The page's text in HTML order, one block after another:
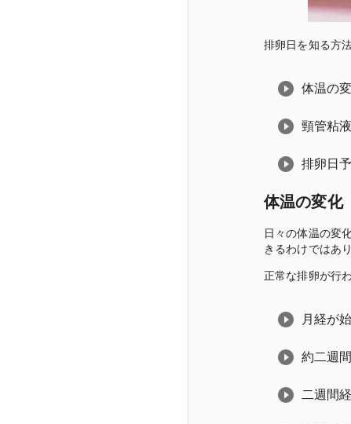
排卵日を知る方
体温の
頸管粘
排卵日
体温の変化
日々の体温の変
きるわけではあ
正常な排卵が行
月経が
約二週
二週間